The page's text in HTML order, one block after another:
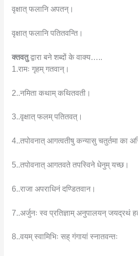
वृक्षात् फलानि अपतन्।
वृक्षात् फलानि पतितवन्ति।
क्तवतुद्वारा बने शब्दों के वाक्य…..
1.रामः गृहम् गतवान्।
2..नमिता कथाम् कथितवती।
3..वृक्षात् फलम् पतितवत्।
4..तपोवनात् आगत्वतीषु कन्यासु चतुर्तमा का
5..तपोवनात् आगतवते तपस्विने धेनुम् यच्छ।
6..राजा अपराधिनं दण्डितवान।
7..अर्जुनः स्व प्रतिज्ञाम् अनुपालयन् जयद्रथं
8..वयम् स्वामिभिः सह् गंगायां स्नातवन्तः